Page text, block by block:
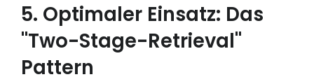
5. Optimaler Einsatz: Das
"Two-Stage-Retrieval"
Pattern